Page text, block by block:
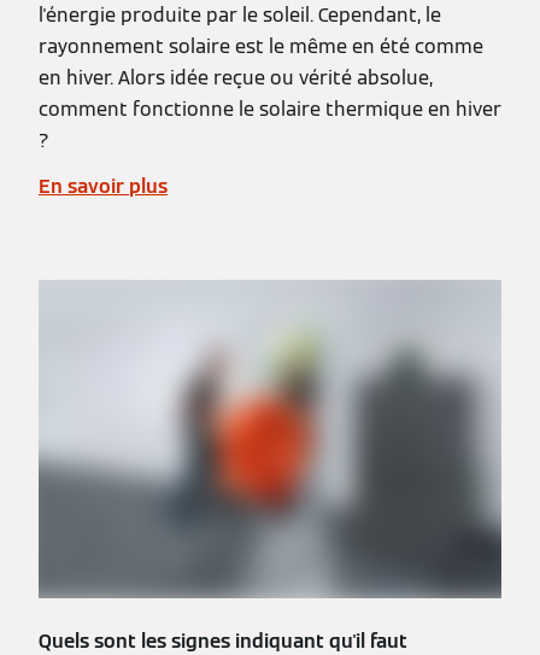
l'énergie produite par le soleil. Cependant, le
rayonnement solaire est le même en été comme
en hiver. Alors idée reçue ou vérité absolue,
comment fonctionne le solaire thermique en hiver
?
En savoir plus
Quels sont les signes indiquant qu'il faut